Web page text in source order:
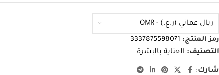
ريال عماني (ر.ع.) - OMR
رمز المنتج: 3337875598071
التصنيف: العناية بالبشرة
شارك: